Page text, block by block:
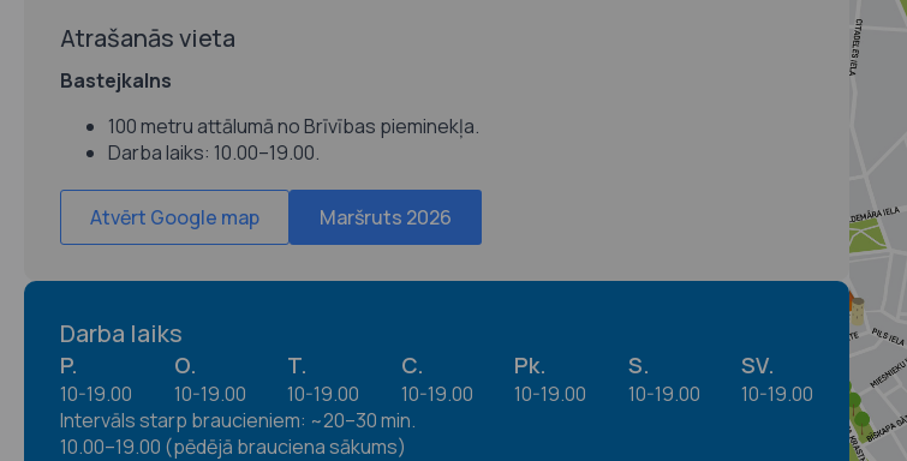
Atrašanās vieta
Bastejkalns
100 metru attālumā no Brīvības pieminekļa.
Darba laiks: 10.00–19.00.
Atvērt Google map Maršruts 2026
Darba laiks
P.
10-19.00
O.
10-19.00
T.
10-19.00
C.
10-19.00
Pk.
10-19.00
S.
10-19.00
SV.
10-19.00
Intervāls starp braucieniem: ~20–30 min.
10.00–19.00 (pēdējā brauciena sākums)